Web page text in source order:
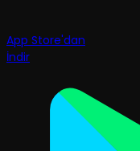
App Store'dan
İndir